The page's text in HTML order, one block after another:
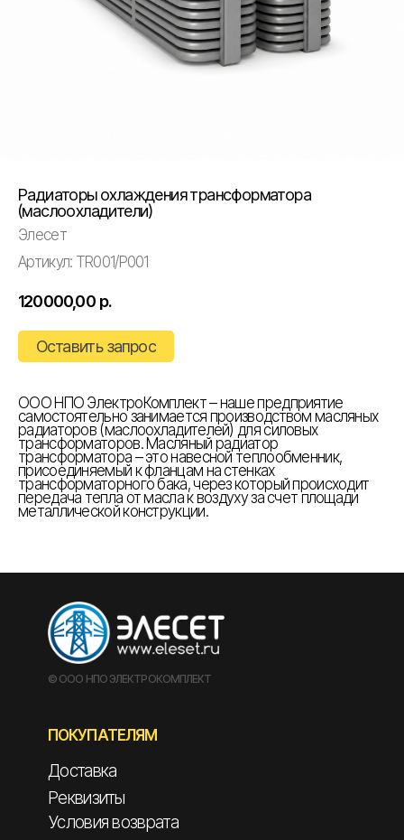
Радиаторы охлаждения трансформатора
(маслоохладители)
Элесет
Артикул: TR001/P001
120000,00 р.
Оставить запрос
ООО НПО ЭлектроКомплект – наше предприятие
самостоятельно занимается производством масляных
радиаторов (маслоохладителей) для силовых
трансформаторов. Масляный радиатор
трансформатора – это навесной теплообменник,
присоединяемый к фланцам на стенках
трансформаторного бака, через который происходит
передача тепла от масла к воздуху за счет площади
металлической конструкции.
© ООО НПО ЭЛЕКТРОКОМПЛЕКТ
ПОКУПАТЕЛЯМ
Доставка
Реквизиты
Условия возврата